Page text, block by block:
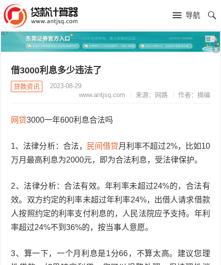
导航
x
借3000利息多少违法了
贷款资讯
2023-08-29
www.antjsq.com
来源：网路 作者：摘编
网贷3000一年600利息合法吗
1、法律分析：合法， 民间借贷月利率不超过2%，比如10
万月最高利息为2000元，即为合法利息，受法律保护。
2、法律分析：合法有效。年利率未超过24%的，合法有
效。双方约定的利率未超过年利率24%，出借人请求借款
人按照约定的利率支付利息的，人民法院应予支持。年利
率超过24%不到36%的，按当事人意愿。
3、算一下，一个月利息是1分66，不算太高。建议您理